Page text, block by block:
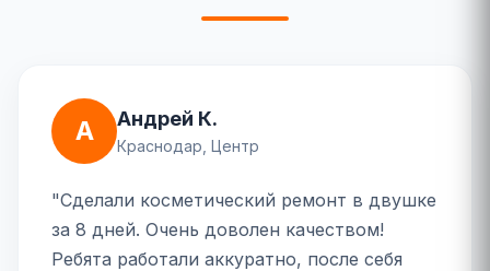
А Андрей К.
Краснодар, Центр
"Сделали косметический ремонт в двушке
за 8 дней. Очень доволен качеством!
Ребята работали аккуратно, после себя